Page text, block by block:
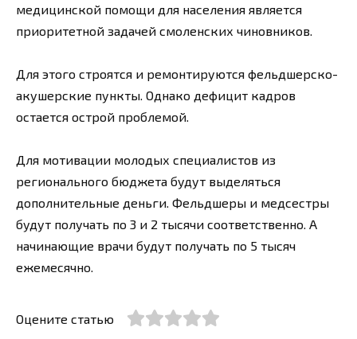
медицинской помощи для населения является
приоритетной задачей смоленских чиновников.
Для этого строятся и ремонтируются фельдшерско-
акушерские пункты. Однако дефицит кадров
остается острой проблемой.
Для мотивации молодых специалистов из
регионального бюджета будут выделяться
дополнительные деньги. Фельдшеры и медсестры
будут получать по 3 и 2 тысячи соответственно. А
начинающие врачи будут получать по 5 тысяч
ежемесячно.
Оцените статью